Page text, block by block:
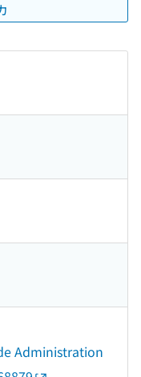
Administration